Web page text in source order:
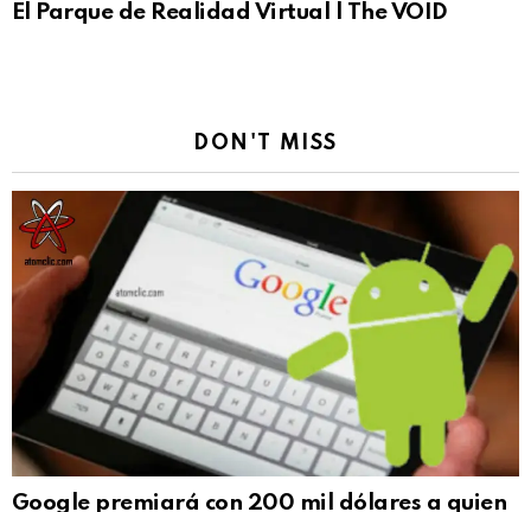
El Parque de Realidad Virtual | The VOID
DON'T MISS
Google premiará con 200 mil dólares a quien